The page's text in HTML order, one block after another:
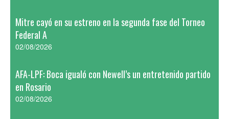
Mitre cayó en su estreno en la segunda fase del Torneo
Federal A
02/08/2026
AFA-LPF: Boca igualó con Newell’s un entretenido partido
en Rosario
02/08/2026